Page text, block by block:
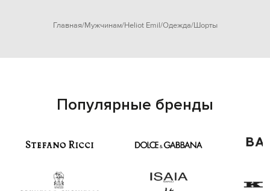
Главная Мужчинам Heliot Emil Одежда Шорты
Популярные бренды